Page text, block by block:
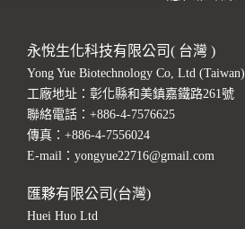
永悅生化科技有限公司( 台灣 )
Yong Yue Biotechnology Co, Ltd (Taiwan)
工廠地址：彰化縣和美鎮嘉鐵路261號
聯絡電話： +886-4-7576625
傳真：+886-4-7556024
E-mail： yongyue22716@gmail.com
匯夥有限公司(台灣)
Huei Huo Ltd